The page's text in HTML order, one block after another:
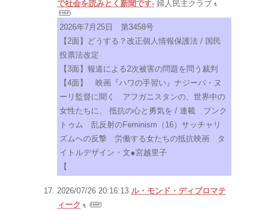
で社会を読みとく新聞です- 婦人民主クラブ
2026年7月25日 第3458号
【2面】どうする？改正個人情報保護法 / 国民
投票法改定
【3面】報道による2次被害の問題を問う裁判
【4面】 映画『ハワの手習い』ナジーバ・ヌ
ーリ監督に聞く アフガニスタンの、世界中の
女性たちに、 抵抗の心と勇気を / 連載 プンク
トゥム 乱反射のFeminism（16）サッチャリ
ズムへの反撃 労働する女たちの抵抗映画 タ
イトルデザイン・文●宮越里子
【
2026/07/26 20:16:13 ル・モンド・ディプロマテ
ィーク